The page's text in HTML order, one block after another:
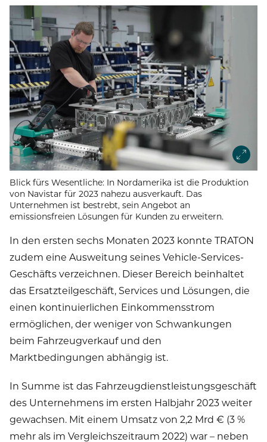
Blick fürs Wesentliche: In Nordamerika ist die Produktion
von Navistar für 2023 nahezu ausverkauft. Das
Unternehmen ist bestrebt, sein Angebot an
emissionsfreien Lösungen für Kunden zu erweitern.
In den ersten sechs Monaten 2023 konnte TRATON
zudem eine Ausweitung seines Vehicle-Services-
Geschäfts verzeichnen. Dieser Bereich beinhaltet
das Ersatzteilgeschäft, Services und Lösungen, die
einen kontinuierlichen Einkommensstrom
ermöglichen, der weniger von Schwankungen
beim Fahrzeugverkauf und den
Marktbedingungen abhängig ist.
In Summe ist das Fahrzeugdienstleistungsgeschäft
des Unternehmens im ersten Halbjahr 2023 weiter
gewachsen. Mit einem Umsatz von 2,2 Mrd € (3 %
mehr als im Vergleichszeitraum 2022) war – neben